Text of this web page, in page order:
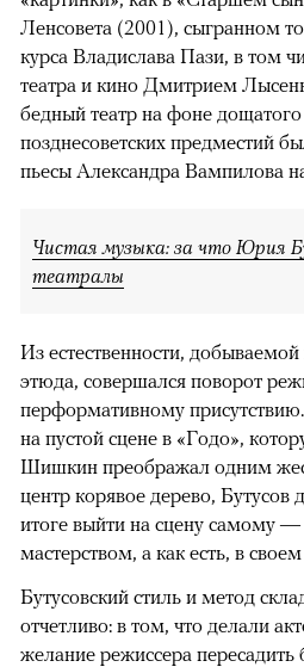
Ленсовета (2001), сыгранном
курса Владислава Пази, в том
театра и кино Дмитрием
бедный театр на фоне дощатого
позднесоветских предместий
пьесы Александра Вампилова
Чистая музыка: за что Юрия
театралы
Из естественности, добываемой
этюда, совершался поворот
перформативному
на пустой сцене в «Годо»,
Шишкин преображал одним
центр корявое дерево, Бутусов
итоге выйти на сцену самому
мастерством, а как есть, в
Бутусовский стиль и метод
отчетливо: в том, что делали
желание режиссера пересадить